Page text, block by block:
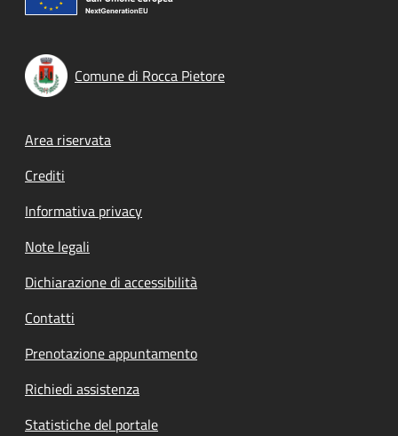
Comune di Rocca Pietore
Footer menu
Area riservata
Crediti
Informativa privacy
Note legali
Dichiarazione di accessibilità
Contatti
Prenotazione appuntamento
Richiedi assistenza
Statistiche del portale